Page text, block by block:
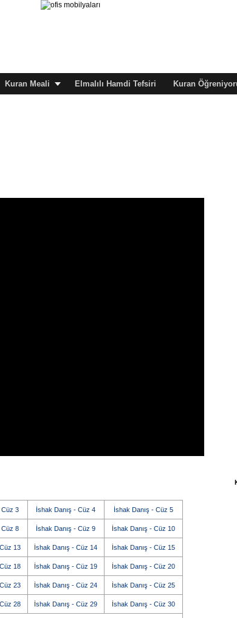
Kuran Meali Elmalılı Hamdi Tefsiri Kuran
Cüz 3 İshak Danış - Cüz 4 İshak Danış - Cüz 5
Cüz 8 İshak Danış - Cüz 9 İshak Danış - Cüz 10
13 İshak Danış - Cüz 14 İshak Danış - Cüz 15
18 İshak Danış - Cüz 19 İshak Danış - Cüz 20
23 İshak Danış - Cüz 24 İshak Danış - Cüz 25
28 İshak Danış - Cüz 29 İshak Danış - Cüz 30